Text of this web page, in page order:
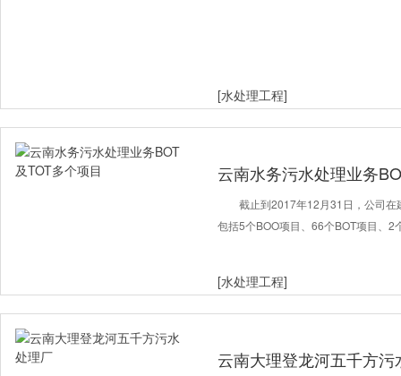
[水处理工程]
云南水务污水处理业务
截止到2017年12月31日，公司
包括5个BOO项目、66个BOT项目、2
[水处理工程]
云南大理登龙河五千方污